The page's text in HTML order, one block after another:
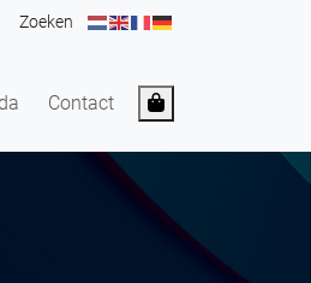
Zoeken
Contact Cart